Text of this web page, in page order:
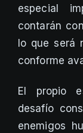
especial
contarán
lo que será
conforme
El propio
desafío
enemigos